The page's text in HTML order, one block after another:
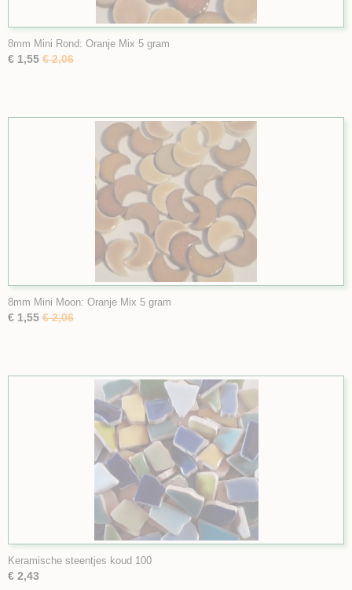
8mm Mini Rond: Oranje Mix 5 gram
€ 1,55 € 2,06
8mm Mini Moon: Oranje Mix 5 gram
€ 1,55 € 2,06
Keramische steentjes koud 100
€ 2,43